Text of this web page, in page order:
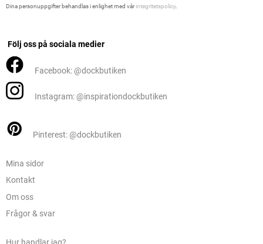
Dina personuppgifter behandlas i enlighet med vårintegritetspolicy.
Följ oss på sociala medier
Facebook: @dockbutiken
Instagram: @inspirationdockbutiken
Pinterest: @dockbutiken
Mina sidor
Kontakt
Om oss
Frågor & svar